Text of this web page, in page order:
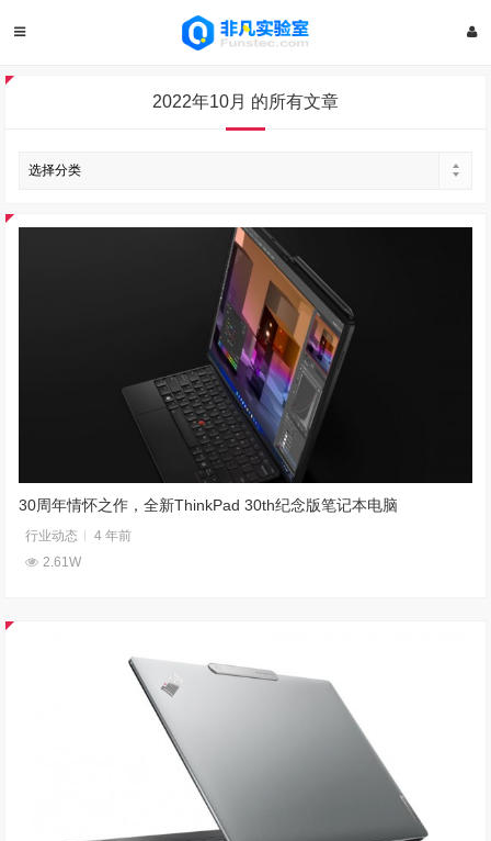
2022年10月 的所有文章
30周年情怀之作，全新ThinkPad 30th纪念版笔记本电脑
行业动态
4 年前
2.61W